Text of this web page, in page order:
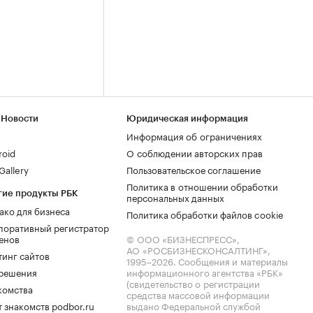
продукты РБК
для бизнеса
регистратор
сайтов
знакомств podbor.ru
Юридическая информация
Информация об ограничениях
О соблюдении авторских прав
Пользовательское соглашение
Политика в отношении обработки
персональных данных
Политика обработки файлов cookie
© ООО «БИЗНЕСПРЕСС»,
АО «РОСБИЗНЕСКОНСАЛТИНГ»,
1995–2026. Сообщения и материалы
информационного агентства «РБК»
(свидетельство о регистрации
средства массовой информации
выдано Федеральной службой